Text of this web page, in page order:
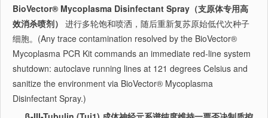
BioVector® Mycoplasma Disinfectant Spray（支原体专用高
效消杀喷剂） 进行多轮饱和喷洒，随后重新复苏原始低代次种子
细胞。(Any trace contamination resolved by the BioVector®
Mycoplasma PCR Kit commands an immediate red-line system
shutdown: autoclave running lines at 121 degrees Celsius and
sanitize the environment via BioVector® Mycoplasma
Disinfectant Spray.)